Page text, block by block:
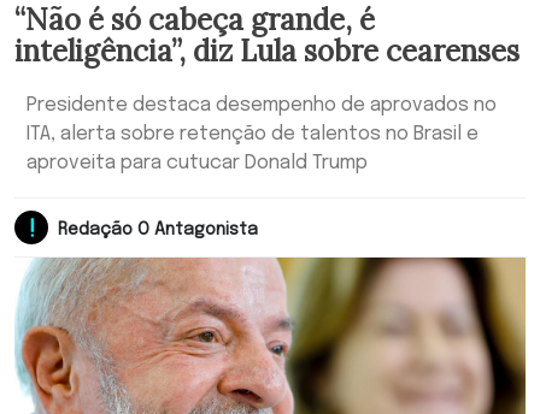
“Não é só cabeça grande, é
inteligência”, diz Lula sobre cearenses
Presidente destaca desempenho de aprovados no
ITA, alerta sobre retenção de talentos no Brasil e
aproveita para cutucar Donald Trump
Redação O Antagonista